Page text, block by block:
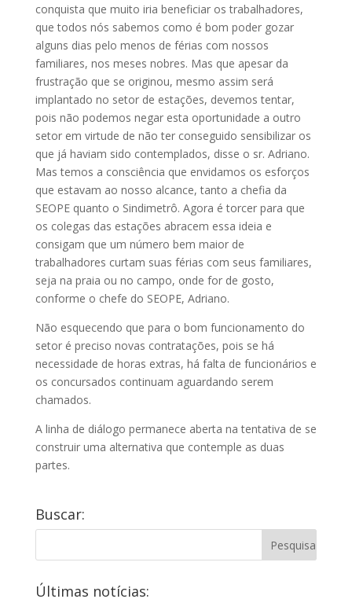
conquista que muito iria beneficiar os trabalhadores,
que todos nós sabemos como é bom poder gozar
alguns dias pelo menos de férias com nossos
familiares, nos meses nobres. Mas que apesar da
frustração que se originou, mesmo assim será
implantado no setor de estações, devemos tentar,
pois não podemos negar esta oportunidade a outro
setor em virtude de não ter conseguido sensibilizar os
que já haviam sido contemplados, disse o sr. Adriano.
Mas temos a consciência que envidamos os esforços
que estavam ao nosso alcance, tanto a chefia da
SEOPE quanto o Sindimetrô. Agora é torcer para que
os colegas das estações abracem essa ideia e
consigam que um número bem maior de
trabalhadores curtam suas férias com seus familiares,
seja na praia ou no campo, onde for de gosto,
conforme o chefe do SEOPE, Adriano.
Não esquecendo que para o bom funcionamento do
setor é preciso novas contratações, pois se há
necessidade de horas extras, há falta de funcionários e
os concursados continuam aguardando serem
chamados.
A linha de diálogo permanece aberta na tentativa de se
construir uma alternativa que contemple as duas
partes.
Buscar:
Últimas notícias: